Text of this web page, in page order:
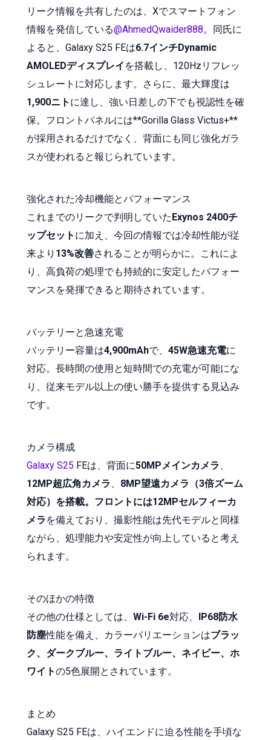
リーク情報を共有したのは、Xでスマートフォン
情報を発信している@AhmedQwaider888。同氏に
よると、Galaxy S25 FEは6.7インチDynamic
AMOLEDディスプレイ を搭載し、120Hzリフレッ
シュレートに対応します。さらに、最大輝度は
1,900ニト に達し、強い日差しの下でも視認性を確
保。フロントパネルには**Gorilla Glass Victus+**
が採用されるだけでなく、背面にも同じ強化ガラ
スが使われると報じられています。
強化された冷却機能とパフォーマンス
これまでのリークで判明していた Exynos 2400チ
ップセット に加え、今回の情報では冷却性能が従
来より 13%改善されることが明らかに。これによ
り、高負荷の処理でも持続的に安定したパフォー
マンスを発揮できると期待されています。
バッテリーと急速充電
バッテリー容量は4,900mAhで、 45W急速充電に
対応。長時間の使用と短時間での充電が可能にな
り、従来モデル以上の使い勝手を提供する見込み
です。
カメラ構成
Galaxy S25 FEは、背面に50MPメインカメラ 、
12MP超広角カメラ 、 8MP望遠カメラ（3倍ズーム
対応）を搭載。フロントには12MPセルフィーカ
メラ を備えており、撮影性能は先代モデルと同様
ながら、処理能力や安定性が向上していると考え
られます。
そのほかの特徴
その他の仕様としては、 Wi-Fi 6e対応、
IP68防水
防塵性能を備え、カラーバリエーションはブラッ
ク、ダークブルー、ライトブルー、ネイビー、ホ
ワイトの5色展開とされています。
まとめ
Galaxy S25 FEは、ハイエンドに迫る性能を手頃な